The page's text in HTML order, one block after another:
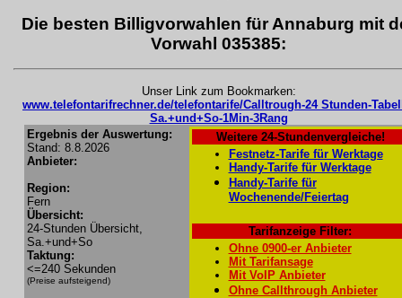
Die besten Billigvorwahlen für Annaburg mit
Vorwahl 035385:
Unser Link zum Bookmarken:
www.telefontarifrechner.de/telefontarife/Calltrough-24 Stunden-
Sa.+und+So-1Min-3Rang
Ergebnis der Auswertung:
Stand: 8.8.2026
Anbieter:
Region:
Fern
Übersicht:
24-Stunden Übersicht,
Sa.+und+So
Taktung:
<=240 Sekunden
(Preise aufsteigend)
Weitere 24-Stundenvergleiche!
Festnetz-Tarife für Werktage
Handy-Tarife für Werktage
Handy-Tarife für
Wochenende/Feiertag
Tarifanzeige Filter:
Ohne 0900-er Anbieter
Mit Tarifansage
Mit VoIP Anbieter
Ohne Callthrough Anbieter